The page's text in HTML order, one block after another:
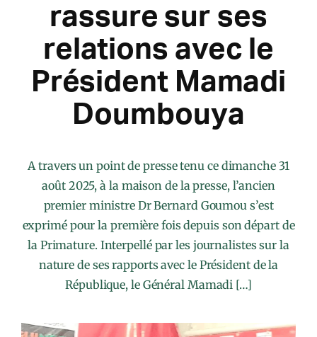
rassure sur ses
relations avec le
Président Mamadi
Doumbouya
A travers un point de presse tenu ce dimanche 31
août 2025, à la maison de la presse, l’ancien
premier ministre Dr Bernard Goumou s’est
exprimé pour la première fois depuis son départ de
la Primature. Interpellé par les journalistes sur la
nature de ses rapports avec le Président de la
République, le Général Mamadi […]